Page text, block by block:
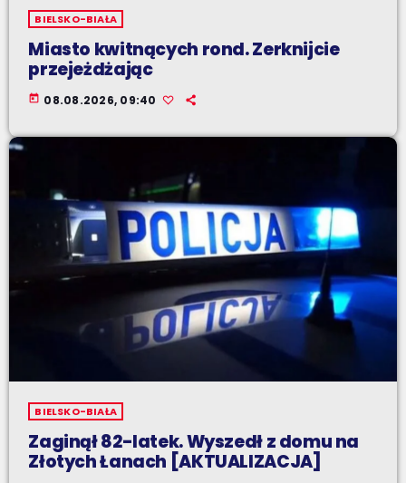
BIELSKO-BIAŁA
Miasto kwitnących rond. Zerknijcie
przejeżdżając
today 08.08.2026, 09:40
BIELSKO-BIAŁA
Zaginął 82-latek. Wyszedł z domu na
Złotych Łanach [AKTUALIZACJA]